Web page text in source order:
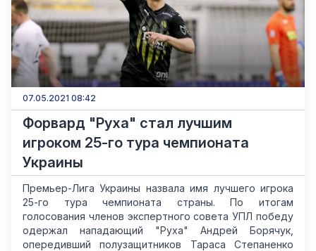
07.05.2021 08:42
Форвард "Руха" стал лучшим
игроком 25-го тура чемпионата
Украины
Премьер-Лига Украины назвала имя лучшего игрока
25-го тура чемпионата страны. По итогам
голосования членов экспертного совета УПЛ победу
одержал нападающий "Руха" Андрей Борячук,
опередивший полузащитников Тараса Степаненко